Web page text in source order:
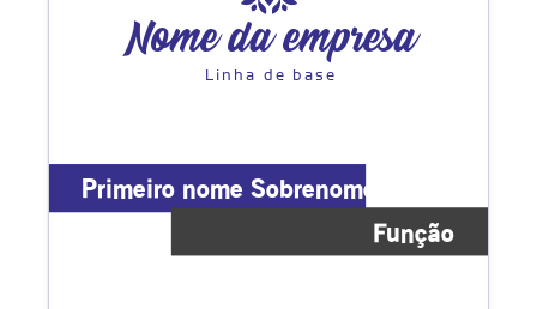
Função
Primeiro nome Sobrenome
Nome da empresa
Linha de base